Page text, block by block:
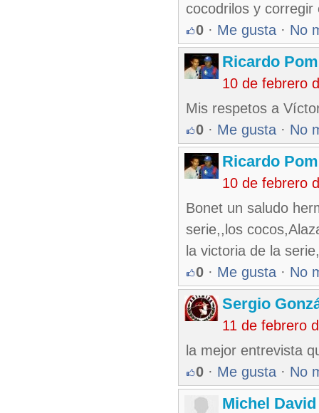
cocodrilos y corregir
0 · Me gusta · No
Ricardo
10 de febrero
Mis respetos a
0 · Me gusta · No
Ricardo
10 de febrero
Bonet un saludo
serie,,los
la victoria de la
0 · Me gusta · No
Sergio
11 de febrero
la mejor entrevista
0 · Me gusta · No
Michel